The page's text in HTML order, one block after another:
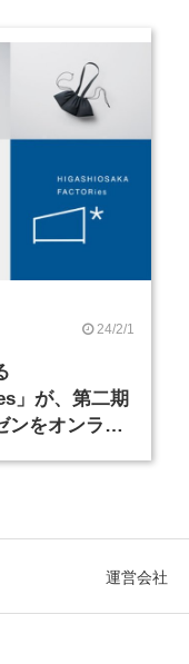
24/2/1
」が、第二期
ンをオンライ
運営会社